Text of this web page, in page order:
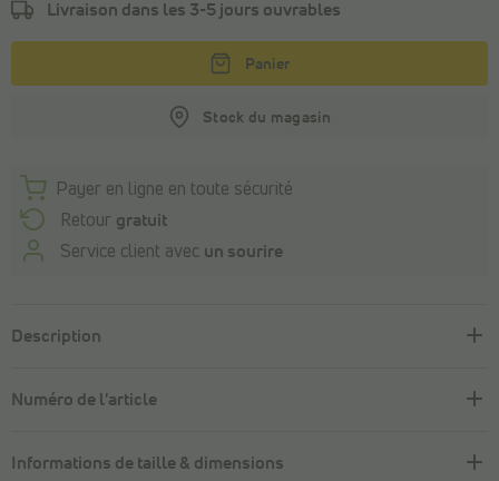
Livraison dans les 3-5 jours ouvrables
Panier
Stock du magasin
Payer en ligne en toute sécurité
Retour gratuit
Service client avec un sourire
Description
Numéro de l'article
Informations de taille & dimensions